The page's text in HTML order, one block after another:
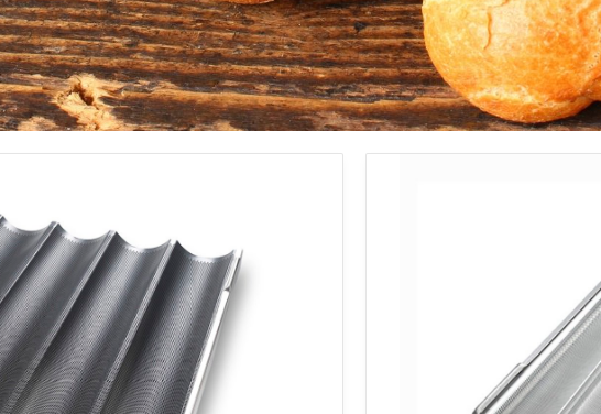
Politique de
Oui, j'ai lu et
American